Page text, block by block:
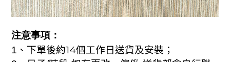
注意事項：
1 、 下單後約14個工作日送貨及安裝 ；